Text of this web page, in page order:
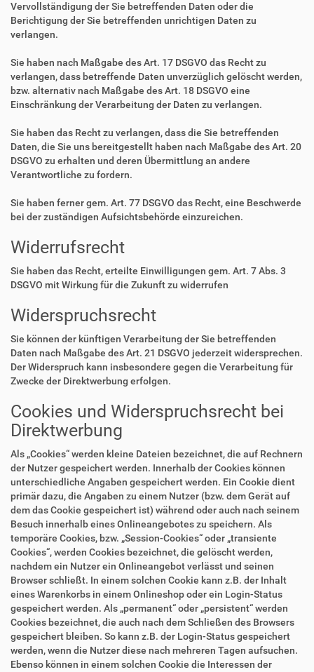
Vervollständigung der Sie betreffenden Daten oder die
Berichtigung der Sie betreffenden unrichtigen Daten zu
verlangen.
Sie haben nach Maßgabe des Art. 17 DSGVO das Recht zu
verlangen, dass betreffende Daten unverzüglich gelöscht werden,
bzw. alternativ nach Maßgabe des Art. 18 DSGVO eine
Einschränkung der Verarbeitung der Daten zu verlangen.
Sie haben das Recht zu verlangen, dass die Sie betreffenden
Daten, die Sie uns bereitgestellt haben nach Maßgabe des Art. 20
DSGVO zu erhalten und deren Übermittlung an andere
Verantwortliche zu fordern.
Sie haben ferner gem. Art. 77 DSGVO das Recht, eine Beschwerde
bei der zuständigen Aufsichtsbehörde einzureichen.
Widerrufsrecht
Sie haben das Recht, erteilte Einwilligungen gem. Art. 7 Abs. 3
DSGVO mit Wirkung für die Zukunft zu widerrufen
Widerspruchsrecht
Sie können der künftigen Verarbeitung der Sie betreffenden
Daten nach Maßgabe des Art. 21 DSGVO jederzeit widersprechen.
Der Widerspruch kann insbesondere gegen die Verarbeitung für
Zwecke der Direktwerbung erfolgen.
Cookies und Widerspruchsrecht bei
Direktwerbung
Als „Cookies“ werden kleine Dateien bezeichnet, die auf Rechnern
der Nutzer gespeichert werden. Innerhalb der Cookies können
unterschiedliche Angaben gespeichert werden. Ein Cookie dient
primär dazu, die Angaben zu einem Nutzer (bzw. dem Gerät auf
dem das Cookie gespeichert ist) während oder auch nach seinem
Besuch innerhalb eines Onlineangebotes zu speichern. Als
temporäre Cookies, bzw. „Session-Cookies“ oder „transiente
Cookies“, werden Cookies bezeichnet, die gelöscht werden,
nachdem ein Nutzer ein Onlineangebot verlässt und seinen
Browser schließt. In einem solchen Cookie kann z.B. der Inhalt
eines Warenkorbs in einem Onlineshop oder ein Login-Status
gespeichert werden. Als „permanent“ oder „persistent“ werden
Cookies bezeichnet, die auch nach dem Schließen des Browsers
gespeichert bleiben. So kann z.B. der Login-Status gespeichert
werden, wenn die Nutzer diese nach mehreren Tagen aufsuchen.
Ebenso können in einem solchen Cookie die Interessen der